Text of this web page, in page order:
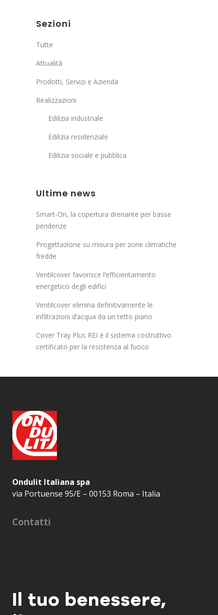
Sezioni
Tutte
Attualità
Prodotti, Servizi e Azienda
Realizzazioni
Edilizia industriale
Edilizia residenziale
Edilizia sociale e pubblica
Ultime news
Smart-On, la copertura drenante per basse
pendenze
Progettazione su misura per zone climatiche
fredde
Ventilcover favorisce l’efficientamento
energetico degli edifici
Ventilcover elimina definitivamente le
infiltrazioni d’acqua da un tetto piano
Cover Tray Plus REI è il sistema costruttivo
certificato per la resistenza al fuoco
Ondulit Italiana spa
via Portuense 95/E – 00153 Roma – Italia
Contatti
Il tuo benessere,